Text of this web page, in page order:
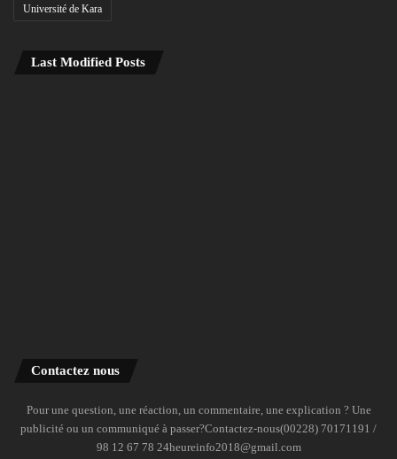
Université de Kara
Last Modified Posts
Contactez nous
Pour une question, une réaction, un commentaire, une explication ? Une
publicité ou un communiqué à passer?Contactez-nous(00228) 70171191 /
98 12 67 78 24heureinfo2018@gmail.com